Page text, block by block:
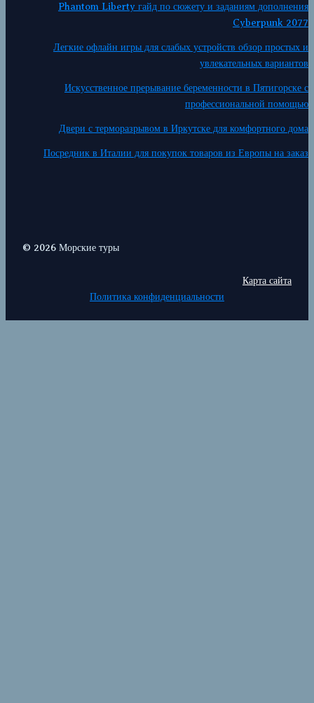
Phantom Liberty гайд по сюжету и заданиям дополнения
Cyberpunk 2077
Легкие офлайн игры для слабых устройств обзор простых и
увлекательных вариантов
Искусственное прерывание беременности в Пятигорске с
профессиональной помощью
Двери с терморазрывом в Иркутске для комфортного дома
Посредник в Италии для покупок товаров из Европы на заказ
© 2026 Морские туры
Карта сайта
Политика конфиденциальности